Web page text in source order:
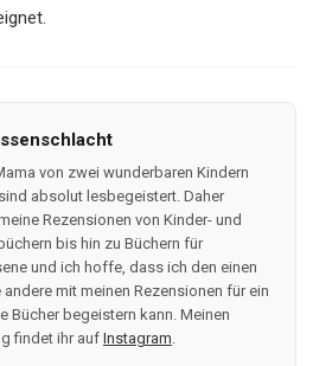
von zwei wunderbaren Kindern
absolut lesbegeistert. Daher
Rezensionen von Kinder- und
bis hin zu Büchern für
und ich hoffe, dass ich den einen
mit meinen Rezensionen für ein
Bücher begeistern kann. Meinen
findet ihr auf Instagram.